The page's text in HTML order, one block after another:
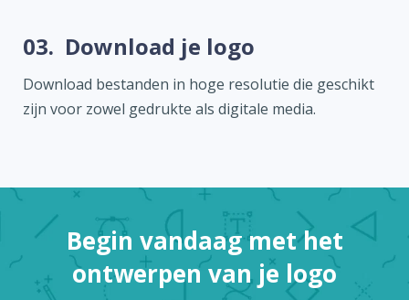
03. Download je logo
Download bestanden in hoge resolutie die geschikt
zijn voor zowel gedrukte als digitale media.
Begin vandaag met het
ontwerpen van je logo